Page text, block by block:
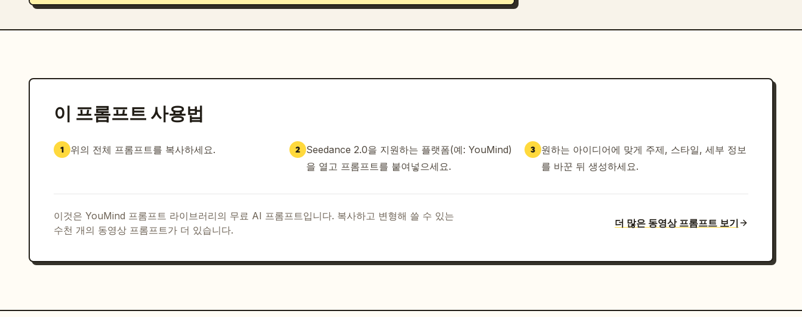
이 프롬프트 사용법
1 위의 전체 프롬프트를 복사하세요. 2 Seedance 2.0을 지원하는 플랫폼(예: YouMind)
을 열고 프롬프트를 붙여넣으세요.
3
원하는 아이디어에 맞게 주제, 스타일, 세부 정보
를 바꾼 뒤 생성하세요.
이것은 YouMind 프롬프트 라이브러리의 무료 AI 프롬프트입니다. 복사하고 변형해 쓸 수 있는
수천 개의 동영상 프롬프트가 더 있습니다.
더 많은 동영상 프롬프트 보기